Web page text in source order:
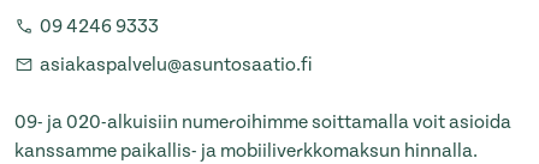
09 4246 9333
asiakaspalvelu@asuntosaatio.fi
09- ja 020-alkuisiin numeroihimme soittamalla voit asioida
kanssamme paikallis- ja mobiiliverkkomaksun hinnalla.